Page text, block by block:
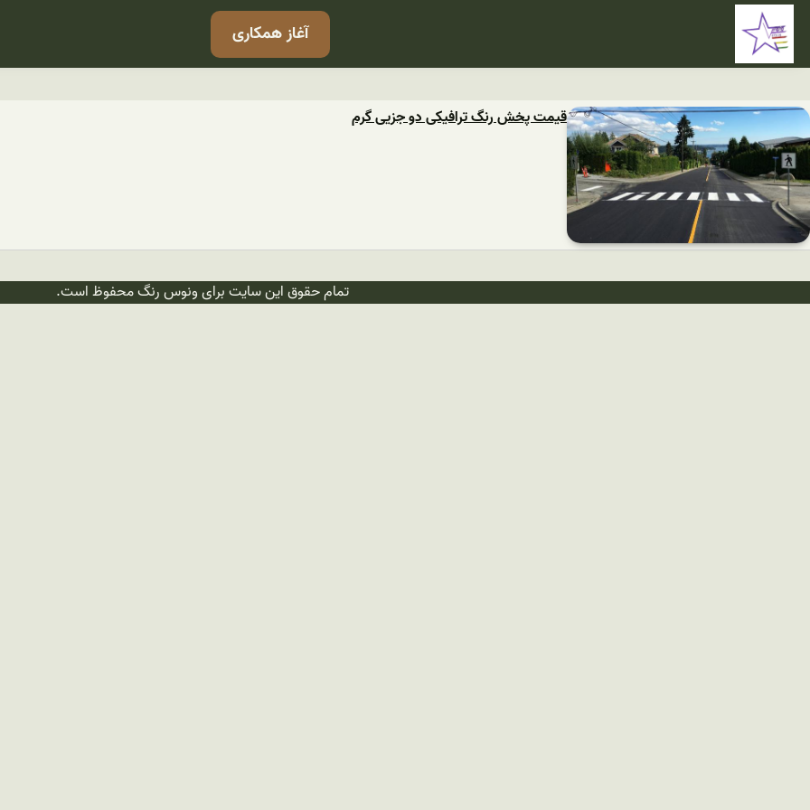
آغاز همکاری
قیمت پخش رنگ ترافیکی دو جزیی گرم
تمام حقوق این سایت برای ونوس رنگ محفوظ است.